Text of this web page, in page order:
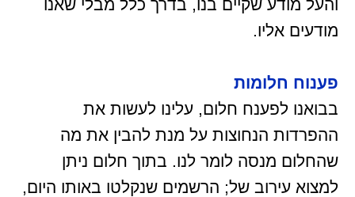
והעל מודע שקיים בנו, בדרך כלל מבלי שאנו
מודעים אליו.
פענוח חלומות
בבואנו לפענח חלום, עלינו לעשות את
ההפרדות הנחוצות על מנת להבין את מה
שהחלום מנסה לומר לנו. בתוך חלום ניתן
למצוא עירוב של; הרשמים שנקלטו באותו היום,